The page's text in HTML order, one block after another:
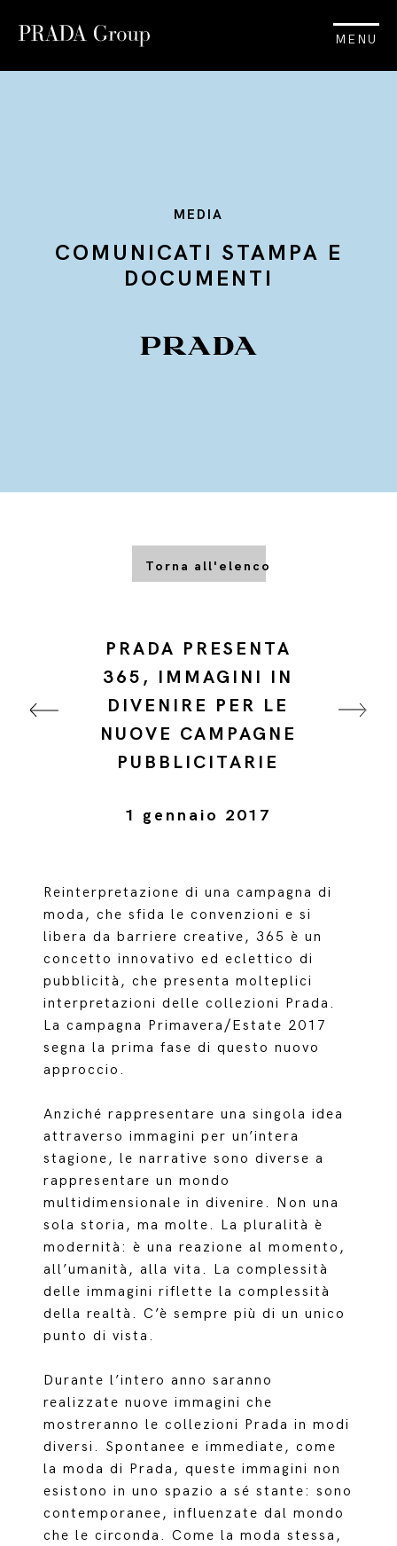
MENU
MEDIA
COMUNICATI STAMPA E
DOCUMENTI
Torna all'elenco
PRADA PRESENTA
365, IMMAGINI IN
DIVENIRE PER LE
NUOVE CAMPAGNE
PUBBLICITARIE
1 gennaio 2017
Reinterpretazione di una campagna di
moda, che sfida le convenzioni e si
libera da barriere creative, 365 è un
concetto innovativo ed eclettico di
pubblicità, che presenta molteplici
interpretazioni delle collezioni Prada.
La campagna Primavera/Estate 2017
segna la prima fase di questo nuovo
approccio.
Anziché rappresentare una singola idea
attraverso immagini per un’intera
stagione, le narrative sono diverse a
rappresentare un mondo
multidimensionale in divenire. Non una
sola storia, ma molte. La pluralità è
modernità: è una reazione al momento,
all’umanità, alla vita. La complessità
delle immagini riflette la complessità
della realtà. C’è sempre più di un unico
punto di vista.
Durante l’intero anno saranno
realizzate nuove immagini che
mostreranno le collezioni Prada in modi
diversi. Spontanee e immediate, come
la moda di Prada, queste immagini non
esistono in uno spazio a sé stante: sono
contemporanee, influenzate dal mondo
che le circonda. Come la moda stessa,